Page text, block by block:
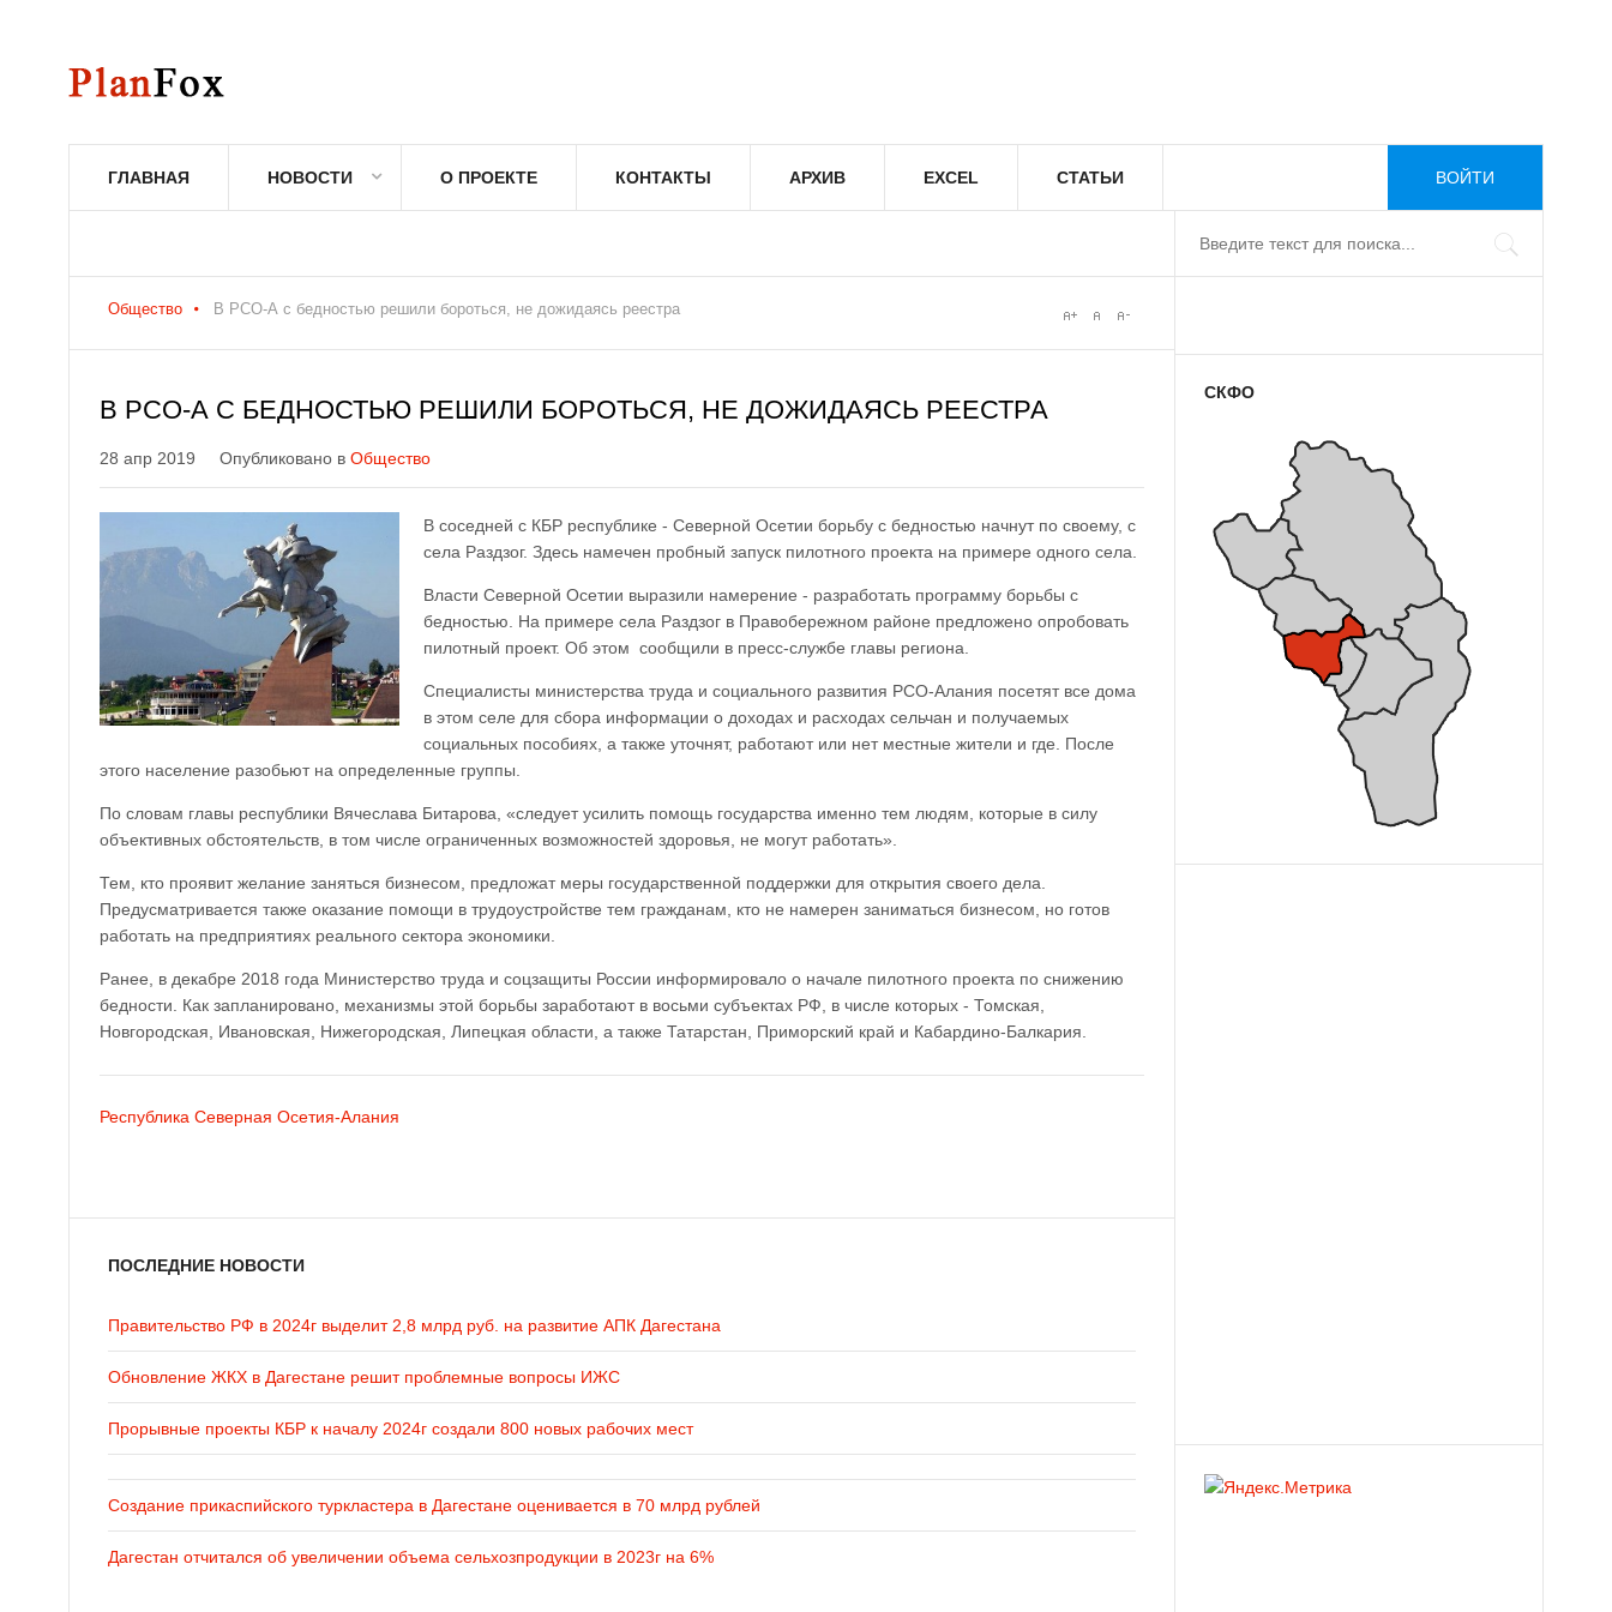
ГЛАВНАЯ НОВОСТИ О ПРОЕКТЕ КОНТАКТЫ АРХИВ EXCEL СТАТЬИ ВОЙТИ
Общество В РСО-А с бедностью решили бороться, не дожидаясь реестра
В РСО-А С БЕДНОСТЬЮ РЕШИЛИ БОРОТЬСЯ, НЕ ДОЖИДАЯСЬ РЕЕСТРА
28 апр 2019 Опубликовано в Общество
В соседней с КБР республике - Северной Осетии борьбу с бедностью начнут по своему, с
села Раздзог. Здесь намечен пробный запуск пилотного проекта на примере одного села.
Власти Северной Осетии выразили намерение - разработать программу борьбы с
бедностью. На примере села Раздзог в Правобережном районе предложено опробовать
пилотный проект. Об этом сообщили в пресс-службе главы региона.
Специалисты министерства труда и социального развития РСО-Алания посетят все дома
в этом селе для сбора информации о доходах и расходах сельчан и получаемых
социальных пособиях, а также уточнят, работают или нет местные жители и где. После
этого население разобьют на определенные группы.
По словам главы республики Вячеслава Битарова, «следует усилить помощь государства именно тем людям, которые в силу
объективных обстоятельств, в том числе ограниченных возможностей здоровья, не могут работать».
Тем, кто проявит желание заняться бизнесом, предложат меры государственной поддержки для открытия своего дела.
Предусматривается также оказание помощи в трудоустройстве тем гражданам, кто не намерен заниматься бизнесом, но готов
работать на предприятиях реального сектора экономики.
Ранее, в декабре 2018 года Министерство труда и соцзащиты России информировало о начале пилотного проекта по снижению
бедности. Как запланировано, механизмы этой борьбы заработают в восьми субъектах РФ, в числе которых - Томская,
Новгородская, Ивановская, Нижегородская, Липецкая области, а также Татарстан, Приморский край и Кабардино-Балкария.
Республика Северная Осетия-Алания
ПОСЛЕДНИЕ НОВОСТИ
Правительство РФ в 2024г выделит 2,8 млрд руб. на развитие АПК Дагестана
Обновление ЖКХ в Дагестане решит проблемные вопросы ИЖС
Прорывные проекты КБР к началу 2024г создали 800 новых рабочих мест
Создание прикаспийского туркластера в Дагестане оценивается в 70 млрд рублей
Дагестан отчитался об увеличении объема сельхозпродукции в 2023г на 6%
СКФО